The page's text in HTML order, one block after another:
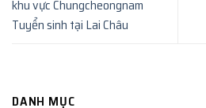
khu vực Chungcheongnam
Tuyển sinh tại Lai Châu
DANH MỤC